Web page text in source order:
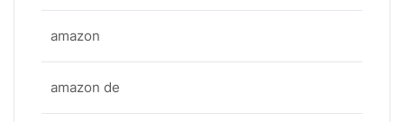
amazon
amazon de